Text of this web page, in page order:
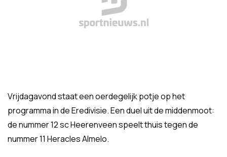
Vrijdagavond staat een oerdegelijk potje op het
programma in de Eredivisie. Een duel uit de middenmoot:
de nummer 12 sc Heerenveen speelt thuis tegen de
nummer 11 Heracles Almelo.